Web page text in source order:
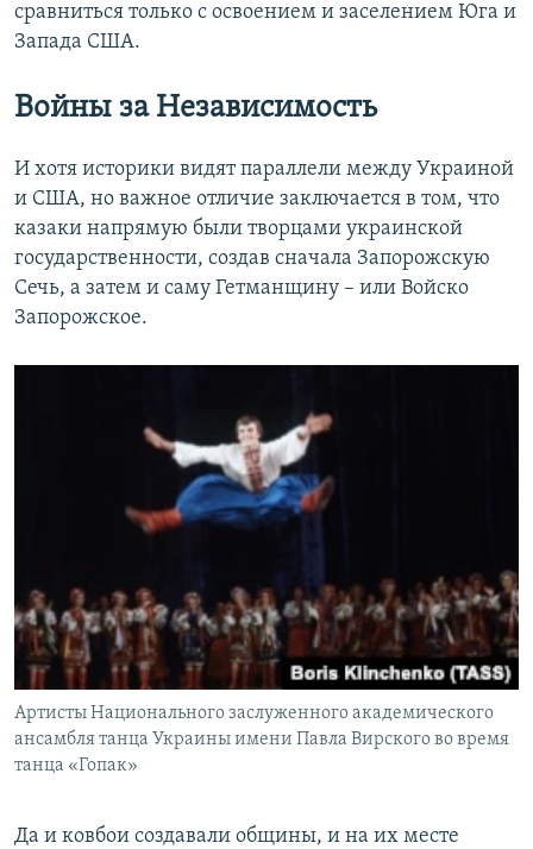
сравниться только с освоением и заселением Юга и
Запада США.
Войны за Независимость
И хотя историки видят параллели между Украиной
и США, но важное отличие заключается в том, что
казаки напрямую были творцами украинской
государственности, создав сначала Запорожскую
Сечь, а затем и саму Гетманщину – или Войско
Запорожское.
Артисты Национального заслуженного академического
ансамбля танца Украины имени Павла Вирского во время
танца «Гопак»
Да и ковбои создавали общины, и на их месте